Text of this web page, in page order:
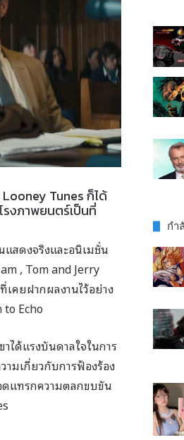
Tunes ก็ได้
รงภาพยนตร์เป็นที่
สดงจริงและอนิเมชั่น
, Tom and Jerry
คยฝากผลงานไว้อย่าง
to Echo
ด้แรงบันดาลใจในการ
มเกี่ยวกับการฟ้องร้อง
ดแทรกความตลกขบขัน
กำ